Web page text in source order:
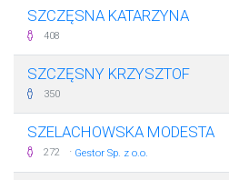
SZCZĘSNA KATARZYNA
408
SZCZĘSNY KRZYSZTOF
350
SZELACHOWSKA MODESTA
272 · Gestor Sp. z o.o.